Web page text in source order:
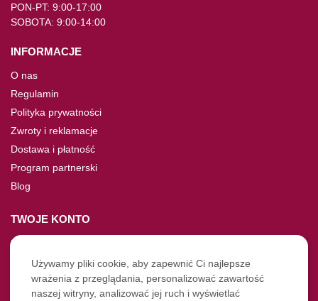
PON-PT: 9:00-17:00
SOBOTA: 9:00-14:00
INFORMACJE
O nas
Regulamin
Polityka prywatności
Zwroty i reklamacje
Dostawa i płatność
Program partnerski
Blog
TWOJE KONTO
Moje konto
Nie pamiętasz hasła?
Twoje zamówienia
Używamy pliki cookie, aby zapewnić Ci najlepsze
wrażenia z przeglądania, personalizować zawartość
naszej witryny, analizować jej ruch i wyświetlać